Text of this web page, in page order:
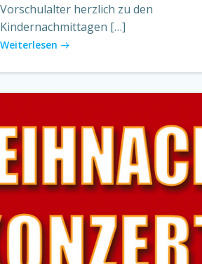
Vorschulalter herzlich zu den
Kindernachmittagen […]
Weiterlesen